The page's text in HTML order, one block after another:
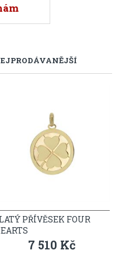
PŘÍVĚSEK FOUR
7 510 Kč